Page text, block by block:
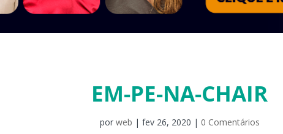
EM-PE-NA-CHAIR
por web | fev 26, 2020 | 0 Comentários